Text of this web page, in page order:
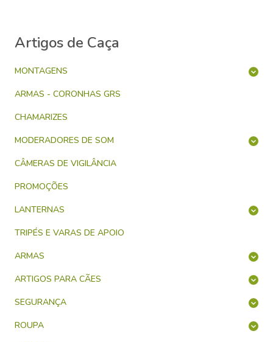
Artigos de Caça
MONTAGENS
ARMAS - CORONHAS GRS
CHAMARIZES
MODERADORES DE SOM
CÂMERAS DE VIGILÂNCIA
PROMOÇÕES
LANTERNAS
TRIPÉS E VARAS DE APOIO
ARMAS
ARTIGOS PARA CÃES
SEGURANÇA
ROUPA